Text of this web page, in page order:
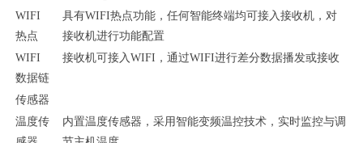
WIFI
热点
具有WIFI热点功能，任何智能终端均可接入接收机，对
接收机进行功能配置
WIFI
数据链
接收机可接入WIFI，通过WIFI进行差分数据播发或接收
传感器
温度传
内置温度传感器，采用智能变频温控技术，实时监控与调